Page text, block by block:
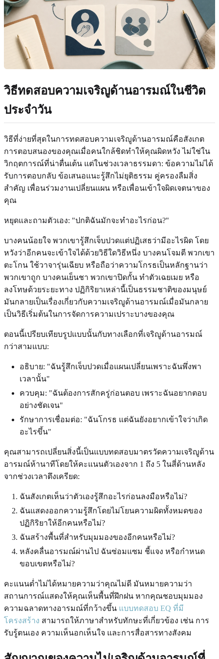
วิธีทดสอบความเจริญูด้านอารมณ์ในชีวิต
ประจำวัน
วิธีที่ง่ายที่สุดในการทดสอบความเจริญูด้านอารมณ์คือสังเกต
การตอบสนองของคุณเมื่อคนใกล้ชิดทำให้คุณผิดหวัง ไม่ใช่ใน
วิกฤตการณ์ที่น่าตื่นเต้น แต่ในช่วงเวลาธรรมดา: ข้อความไม่ได้
รับการตอบกลับ ข้อเสนอแนะรู้สึกไม่ยุติธรรม คู่ครองลืมสิ่ง
สำคัญ เพื่อนร่วมงานเปลี่ยนแผน หรือเพื่อนเข้าใจผิดเจตนาของ
คุณ
หยุดและถามตัวเอง: "ปกติฉันมักจะทำอะไรก่อน?"
บางคนน้อยใจ พวกเขารู้สึกเจ็บปวดแต่ปฏิเสธว่ามีอะไรผิด โดย
หวังว่าอีกคนจะเข้าใจได้ด้วยวิธีใดวิธีหนึ่ง บางคนโจมตี พวกเขา
ตะโกน ใช้วาจารุ่นเฉียบ หรือถือว่าความโกรธเป็นหลักฐานว่า
พวกเขาถูก บางคนเย็นชา พวกเขาปิดกั้น ทำตัวเฉยเมย หรือ
ลงโทษด้วยระยะทาง ปฏิกิริยาเหล่านี้เป็นธรรมชาติของมนุษย์
มันกลายเป็นเรื่องเกี่ยวกับความเจริญูด้านอารมณ์เมื่อมันกลาย
เป็นวิธีเริ่มต้นในการจัดการความเปราะบางของคุณ
ตอนนี้เปรียบเทียบรูปแบบนั้นกับทางเลือกที่เจริญูด้านอารมณ์
กว่าสามแบบ:
อธิบาย: "ฉันรู้สึกเจ็บปวดเมื่อแผนเปลี่ยนเพราะฉันพึ่งพา
เวลานั้น"
ควบคุม: "ฉันต้องการสักครู่ก่อนตอบ เพราะฉันอยากตอบ
อย่างชัดเจน"
รักษาการเชื่อมต่อ: "ฉันโกรธ แต่ฉันยังอยากเข้าใจว่าเกิด
อะไรขึ้น"
คุณสามารถเปลี่ยนสิ่งนี้เป็นแบบทดสอบมาตรวัดความเจริญูด้าน
อารมณ์ห้านาทีโดยให้คะแนนตัวเองจาก 1 ถึง 5 ในสี่ด้านหลัง
จากช่วงเวลาตึงเครียด:
ฉันสังเกตเห็นว่าตัวเองรู้สึกอะไรก่อนลงมือหรือไม่?
ฉันแสดงออกความรู้สึกโดยไม่โยนความผิดทั้งหมดของ
ปฏิกิริยาให้อีกคนหรือไม่?
ฉันสร้างพื้นที่สำหรับมุมมองของอีกคนหรือไม่?
หลังคลื่นอารมณ์ผ่านไป ฉันซ่อมแซม ชี้แจง หรือกำหนด
ขอบเขตหรือไม่?
คะแนนต่ำไม่ได้หมายความว่าคุณไม่ดี มันหมายความว่า
สถานการณ์แสดงให้คุณเห็นพื้นที่ฝึกฝน หากคุณชอบมุมมอง
ความฉลาดทางอารมณ์ที่กว้างขึ้น แบบทดสอบ EQ ที่มี
โครงสร้าง สามารถให้ภาษาสำหรับทักษะที่เกี่ยวข้อง เช่น การ
รับรู้ตนเอง ความเห็นอกเห็นใจ และการสื่อสารทางสังคม